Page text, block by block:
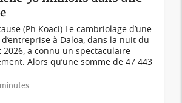
(Ph Koaci) Le cambriolage d’une
à Daloa, dans la nuit du
2026, a connu un spectaculaire
Alors qu’une somme de 47 443